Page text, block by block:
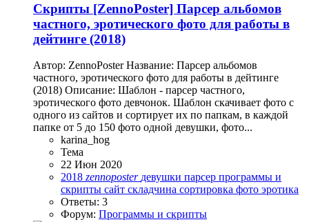
Скрипты [ZennoPoster] Парсер альбомов
частного, эротического фото для работы в
дейтинге (2018)
Автор: ZennoPoster Название: Парсер альбомов
частного, эротического фото для работы в дейтинге
(2018) Описание: Шаблон - парсер частного,
эротического фото девчонок. Шаблон скачивает фото с
одного из сайтов и сортирует их по папкам, в каждой
папке от 5 до 150 фото одной девушки, фото...
karina_hog
Тема
22 Июн 2020
2018 zennoposter девушки парсер программы и
скрипты сайт складчина сортировка фото эротика
Ответы: 3
Форум: Программы и скрипты